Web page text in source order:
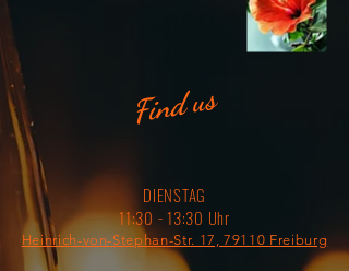
Find us
DIENSTAG
11:30 - 13:30 Uhr
Heinrich-von-Stephan-Str. 17, 79110 Freiburg